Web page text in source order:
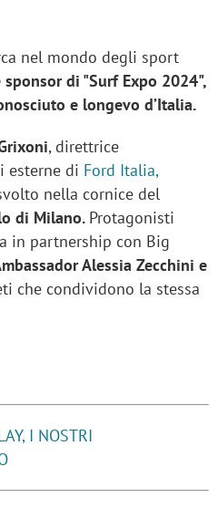
nel mondo degli sport
di "Surf Expo 2024",
e longevo d’Italia.
, direttrice
esterne di Ford Italia,
nella cornice del
di Milano. Protagonisti
in partnership con Big
Alessia Zecchini e
che condividono la stessa
I NOSTRI